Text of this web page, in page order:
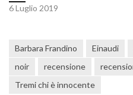
6 Luglio 2019
Barbara Frandino Einaudi
noir
recensione
Tremi chi è innocente